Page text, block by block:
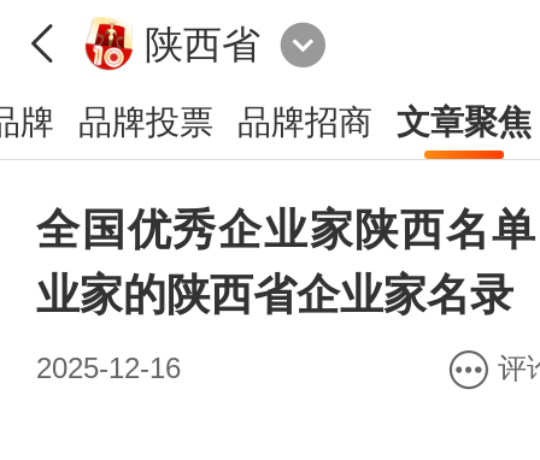
陕西省
牌 品牌投票 品牌招商 文章聚焦
全国优秀企业家陕西名
业家的陕西省企业家名录
2025-12-16 评